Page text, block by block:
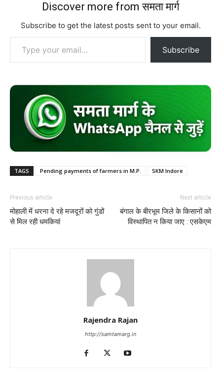
Discover more from समता मार्ग
Subscribe to get the latest posts sent to your email.
Type your email…
Subscribe
TAGS Pending payments of farmers in M.P. SKM Indore
Previous article
मोहाली में धरना दे रहे मजदूरों को गुंडों
से मिल रही धमकियां
Next article
बंगाल के बीरभूम जिले के किसानों को
विस्थापित न किया जाए : एसकेएम
Rajendra Rajan
http://samtamarg.in